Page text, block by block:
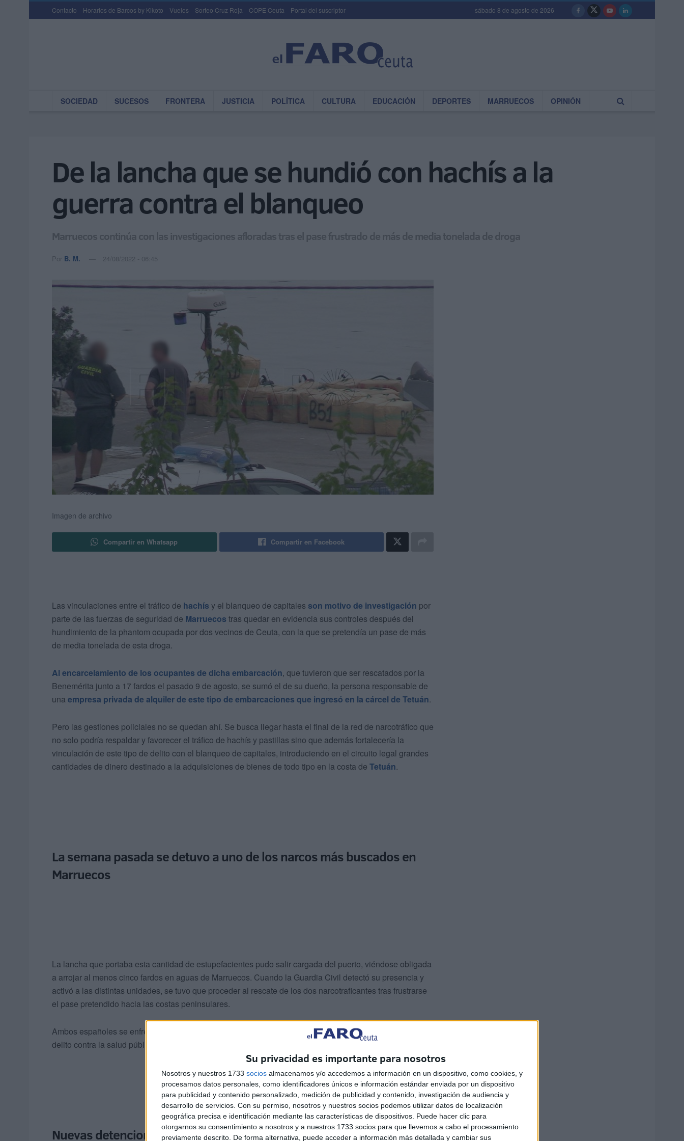
Su privacidad es importante para nosotros
Nosotros y nuestros 1733 socios almacenamos y/o accedemos a información en un dispositivo, como cookies, y
procesamos datos personales, como identificadores únicos e información estándar enviada por un dispositivo
para publicidad y contenido personalizado, medición de publicidad y contenido, investigación de audiencia y
desarrollo de servicios. Con su permiso, nosotros y nuestros socios podemos utilizar datos de localización
geográfica precisa e identificación mediante las características de dispositivos. Puede hacer clic para
otorgarnos su consentimiento a nosotros y a nuestros 1733 socios para que llevemos a cabo el procesamiento
previamente descrito. De forma alternativa, puede acceder a información más detallada y cambiar sus
Contacto Horarios de Barcos by Kikoto Vuelos Sorteo Cruz Roja COPE Ceuta Portal del suscriptor sábado 8 de agosto de 2026
SOCIEDAD SUCESOS FRONTERA JUSTICIA POLÍTICA CULTURA EDUCACIÓN DEPORTES MARRUECOS OPINIÓN
De la lancha que se hundió con hachís a la
guerra contra el blanqueo
Marruecos continúa con las investigaciones afloradas tras el pase frustrado de más de media tonelada de droga
Por B. M. 24/08/2022 - 06:45
Imagen de archivo
Compartir en Whatsapp Compartir en Facebook
Las vinculaciones entre el tráfico de hachís y el blanqueo de capitales son motivo de investigación por
parte de las fuerzas de seguridad de Marruecos tras quedar en evidencia sus controles después del
hundimiento de la phantom ocupada por dos vecinos de Ceuta, con la que se pretendía un pase de más
de media tonelada de esta droga.
Al encarcelamiento de los ocupantes de dicha embarcación, que tuvieron que ser rescatados por la
Benemérita junto a 17 fardos el pasado 9 de agosto, se sumó el de su dueño, la persona responsable de
una empresa privada de alquiler de este tipo de embarcaciones que ingresó en la cárcel de Tetuán.
Pero las gestiones policiales no se quedan ahí. Se busca llegar hasta el final de la red de narcotráfico que
no solo podría respaldar y favorecer el tráfico de hachís y pastillas sino que además fortalecería la
vinculación de este tipo de delito con el blanqueo de capitales, introduciendo en el circuito legal grandes
cantidades de dinero destinado a la adquisiciones de bienes de todo tipo en la costa de Tetuán.
La semana pasada se detuvo a uno de los narcos más buscados en
Marruecos
La lancha que portaba esta cantidad de estupefacientes pudo salir cargada del puerto, viéndose obligada
a arrojar al menos cinco fardos en aguas de Marruecos. Cuando la Guardia Civil detectó su presencia y
activó a las distintas unidades, se tuvo que proceder al rescate de los dos narcotraficantes tras frustrarse
el pase pretendido hacia las costas peninsulares.
Ambos españoles se enfrentan a penas superiores a los 4 años de prisión por su vinculación con un
delito contra la salud pública por el que ya penan medidas de privación de libertad temporales.
Nuevas detenciones en Marruecos